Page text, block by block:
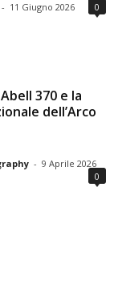
- 11 Giugno 2026 0
370 e la
dell’Arco
- 9 Aprile 2026
0